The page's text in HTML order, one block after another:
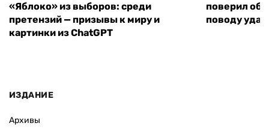
«Яблоко» из выборов: среди
претензий — призывы к миру и
картинки из ChatGPT
поверил
поводу
ИЗДАНИЕ
Архивы